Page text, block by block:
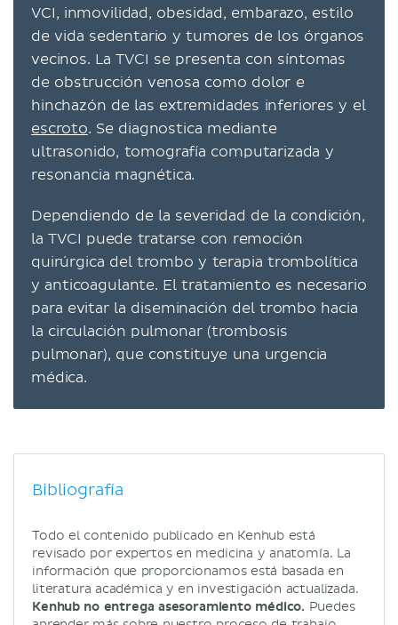
VCI, inmovilidad, obesidad, embarazo, estilo
de vida sedentario y tumores de los órganos
vecinos. La TVCI se presenta con síntomas
de obstrucción venosa como dolor e
hinchazón de las extremidades inferiores y el
escroto. Se diagnostica mediante
ultrasonido, tomografía computarizada y
resonancia magnética.
Dependiendo de la severidad de la condición,
la TVCI puede tratarse con remoción
quirúrgica del trombo y terapia trombolítica
y anticoagulante. El tratamiento es necesario
para evitar la diseminación del trombo hacia
la circulación pulmonar (trombosis
pulmonar), que constituye una urgencia
médica.
Bibliografía
Todo el contenido publicado en Kenhub está
revisado por expertos en medicina y anatomía. La
información que proporcionamos está basada en
literatura académica y en investigación actualizada.
Kenhub no entrega asesoramiento médico. Puedes